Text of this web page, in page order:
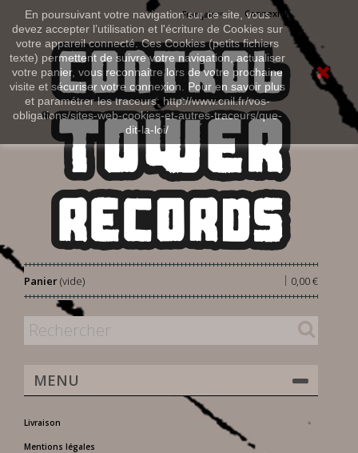
En poursuivant votre navigation sur ce site, vous
devez accepter l’utilisation et l'écriture de Cookies sur
votre appareil connecté. Ces Cookies (petits fichiers
texte) permettent de suivre votre navigation, actualiser
votre panier, vous reconnaitre lors de votre prochaine
visite et sécuriser votre connexion. Pour en savoir plus
et paramétrer les traceurs: http://www.cnil.fr/vos-
obligations/sites-web-cookies-et-autres-traceurs/que-
dit-la-loi/
Connexion
Français
Panier 0,00 €
|
(vide)
MENU
Livraison
Mentions légales